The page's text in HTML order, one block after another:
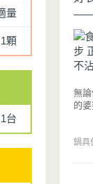
量
1顆
1台
無
的
的問
金
鍋具